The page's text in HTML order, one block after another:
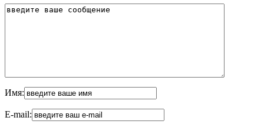
Имя:
E-mail: